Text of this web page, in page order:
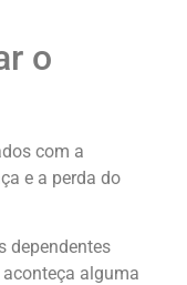
o
com a
e a perda do
dependentes
alguma